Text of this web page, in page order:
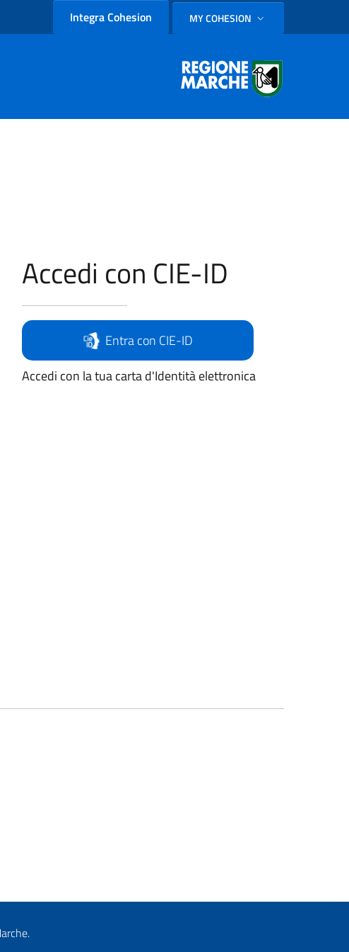
Integra Cohesion SELEZIONE LINGUA:
MY COHESION
Accedi con CIE-ID
Entra con CIE-ID
Accedi con la tua carta d'Identità elettronica